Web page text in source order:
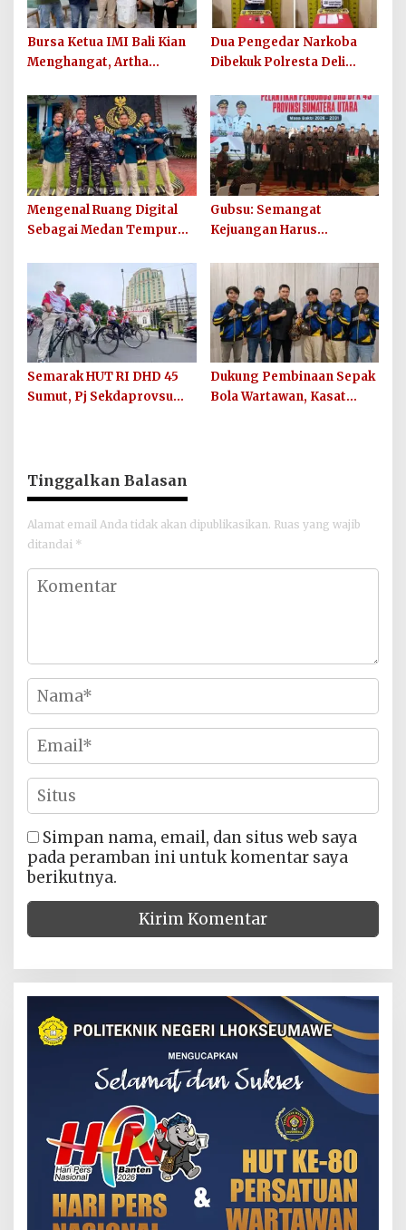
Bursa Ketua IMI Bali Kian
Menghangat, Artha
Kesiapan Maju
Dua Pengedar Narkoba
Dibekuk Polresta Deli
Peredaran Sabu Kembali
Digagalkan
Mengenal Ruang Digital
Sebagai Medan Tempur
Mengenal Gencatan
Senjata
Gubsu: Semangat
Kejuangan Harus
Kota Sumut
Semarak HUT RI DHD 45
Sumut, Pj Sekdaprovsu
Dukung Pembinaan Sepak
Bola Wartawan, Kasat
Tinggalkan Balasan
Alamat email Anda tidak akan dipublikasikan. Ruas yang wajib
ditandai *
Simpan nama, email, dan situs web saya
pada peramban ini untuk komentar saya
berikutnya.